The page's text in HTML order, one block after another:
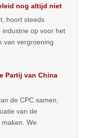
nog altijd niet
hoort steeds
industrie op voor het
van vergroening
Partij van China
de CPC samen,
van de
We